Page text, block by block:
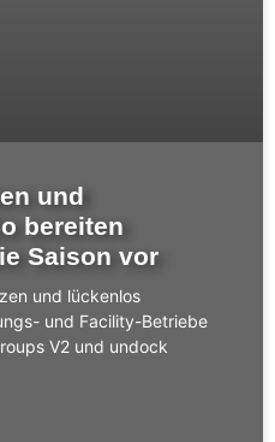
und
bereiten
Saison vor
und lückenlos
und Facility-Betriebe
V2 und undock